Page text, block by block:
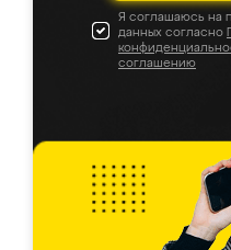
Я соглашаюсь на
данных согласно
соглашению